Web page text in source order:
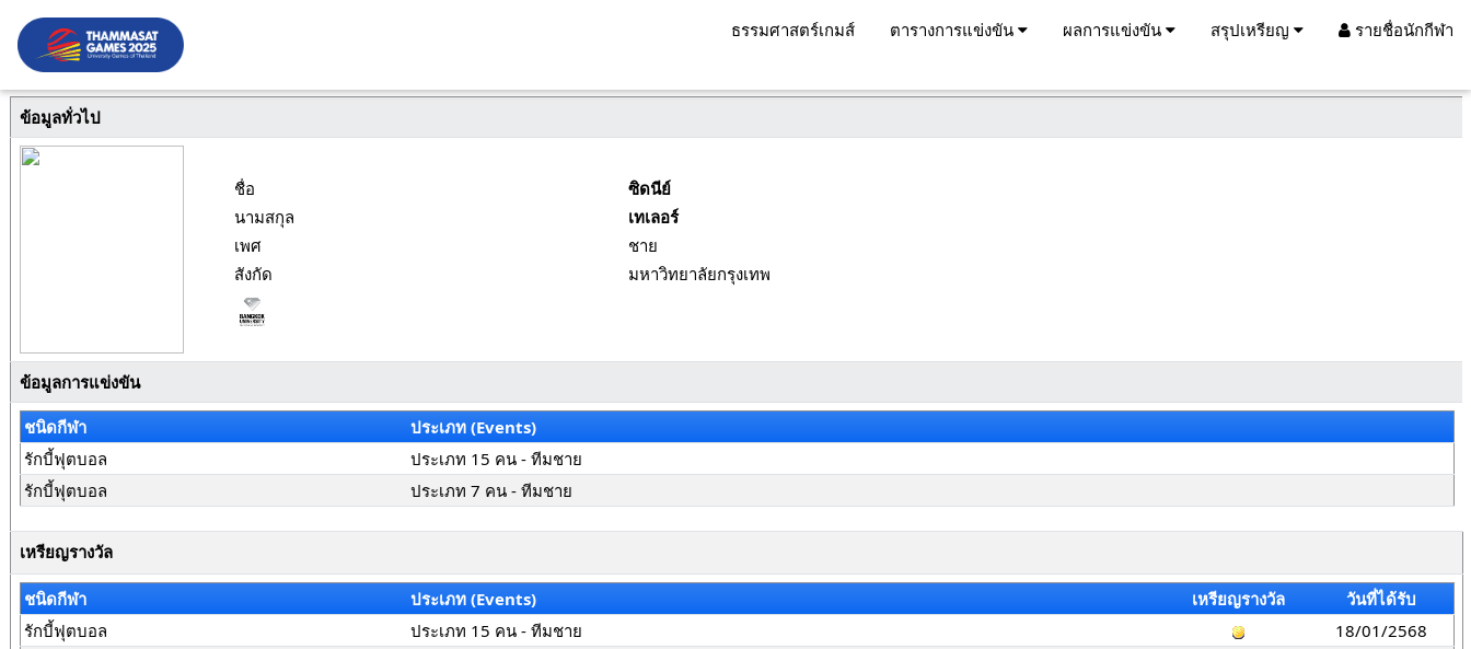
ธรรมศาสตร์เกมส์ ตารางการแข่งขัน ผลการแข่งขัน สรุปเหรียญ รายชื่อนักกีฬา
ข้อมูลทั่วไป
ชื่อ
ซิดนีย์
นามสกุล
เทเลอร์
เพศ
ชาย
สังกัด
มหาวิทยาลัยกรุงเทพ
ข้อมูลการแข่งขัน
ชนิดกีฬา
ประเภท (Events)
รักบี้ฟุตบอล
ประเภท 15 คน - ทีมชาย
รักบี้ฟุตบอล
ประเภท 7 คน - ทีมชาย
เหรียญรางวัล
ชนิดกีฬา ประเภท (Events) เหรียญรางวัล
วันที่ได้รับ
รักบี้ฟุตบอล
ประเภท 15 คน - ทีมชาย
18/01/2568